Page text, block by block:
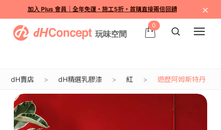
加入 Plus 會員｜全年免運・施工5折・首購直接兩倍回饋 ×
0
dH賣店 dH精選乳膠漆 紅 遊歷阿姆斯特丹